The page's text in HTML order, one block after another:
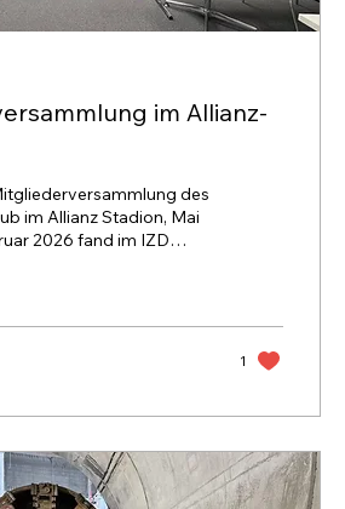
im Allianz-
des
im Allianz Stadion, Mai
for Decarb“ stand
wie Unternehmen
gemeinsam zur
1